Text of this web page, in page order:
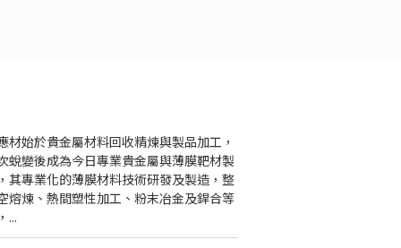
材始於貴金屬材料回收精煉與製品加工，
蛻變後成為今日專業貴金屬與薄膜靶材製
其專業化的薄膜材料技術研發及製造，整
熔煉、熱間塑性加工、粉末冶金及銲合等
...